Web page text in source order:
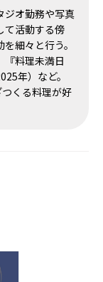
ジオ勤務や写真
て活動する傍
細々と行う。
『料理未満日
年）など。
くる料理が好